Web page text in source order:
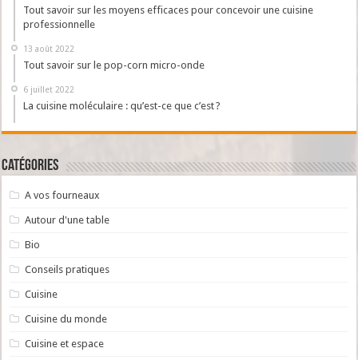
Tout savoir sur les moyens efficaces pour concevoir une cuisine
professionnelle
13 août 2022
Tout savoir sur le pop-corn micro-onde
6 juillet 2022
La cuisine moléculaire : qu’est-ce que c’est ?
Catégories
A vos fourneaux
Autour d'une table
Bio
Conseils pratiques
Cuisine
Cuisine du monde
Cuisine et espace